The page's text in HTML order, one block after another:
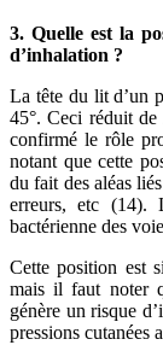
3. Quelle est la
d’inhalation ?
La tête du lit d’un
45°. Ceci réduit
confirmé le rôle
notant que cette
du fait des aléas
erreurs, etc (14).
bactérienne des
Cette position est
mais il faut noter
génère un risque
pressions cutanées